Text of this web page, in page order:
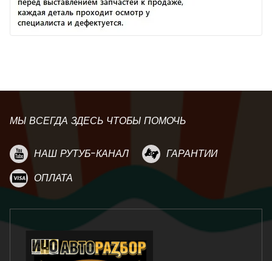
МЫ ВСЕГДА ЗДЕСЬ ЧТОБЫ ПОМОЧЬ
НАШ РУТУБ-КАНАЛ
ГАРАНТИИ
ОПЛАТА